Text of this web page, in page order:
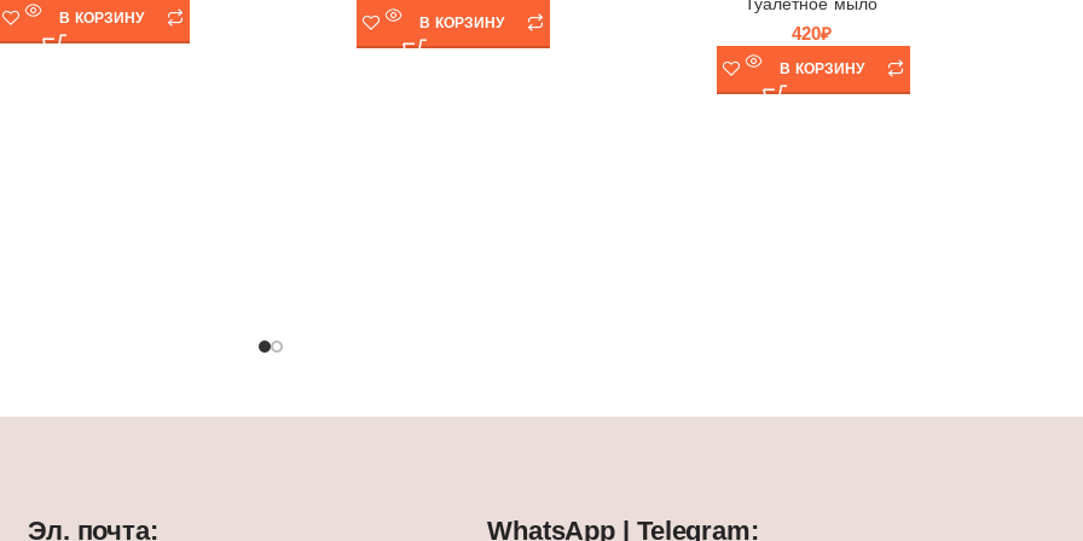
В КОРЗИНУ В КОРЗИНУ 420₽
В КОРЗИНУ
Эл. почта: WhatsApp | Telegram: